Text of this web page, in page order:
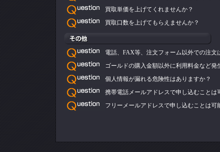
買取単価を上げてくれませんか？
買取口数を上げてもらえませんか？
電話、FAX等、注文フォーム以外での注文
ゴールドの購入金額以外に利用料金など発
個人情報が漏れる危険性はありますか？
携帯電話メールアドレスで申し込むことは
フリーメールアドレスで申し込むことは可